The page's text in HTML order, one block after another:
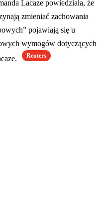
Lacaze powiedziała, że
zmieniać zachowania
pojawiają się u
wymogów dotyczących
Reuters